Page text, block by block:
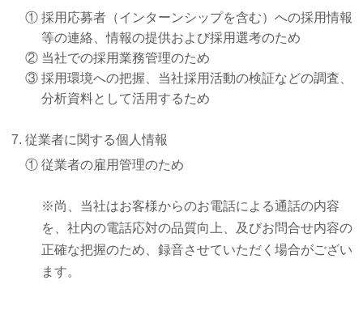
① 採用応募者（インターンシップを含む）への採用情報
等の連絡、情報の提供および採用選考のため
② 当社での採用業務管理のため
③ 採用環境への把握、当社採用活動の検証などの調査、
分析資料として活用するため
従業者に関する個人情報
① 従業者の雇用管理のため
※尚、当社はお客様からのお電話による通話の内容
を、社内の電話応対の品質向上、及びお問合せ内容の
正確な把握のため、録音させていただく場合がござい
ます。